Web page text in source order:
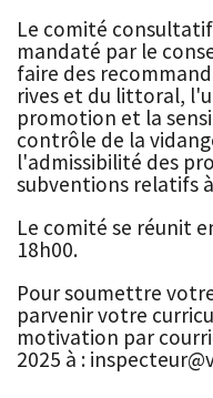
Le comité
mandaté par le
faire des
rives et du littoral,
promotion et la
contrôle de la
l'admissibilité des
subventions relatifs
Le comité se réunit
18h00.
Pour soumettre
parvenir votre
motivation par
2025 à :